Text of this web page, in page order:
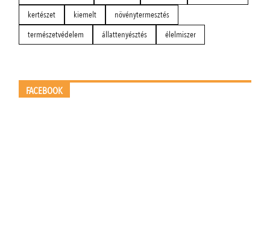
kertészet
kiemelt
növénytermesztés
természetvédelem
állattenyésztés élelmiszer
FACEBOOK